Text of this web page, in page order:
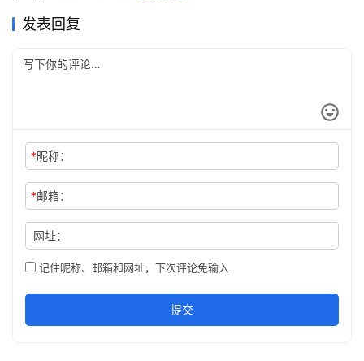
志
3
入
门
指
南
下
客
发表回复
*昵称：
*邮箱：
网址：
记住昵称、邮箱和网址，下次评论免输入
提交